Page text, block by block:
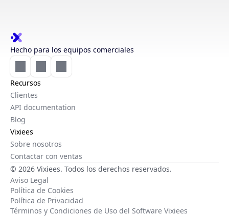
Hecho para los equipos comerciales
Recursos
Clientes
API documentation
Blog
Vixiees
Sobre nosotros
Contactar con ventas
© 2026 Vixiees. Todos los derechos reservados.
Aviso Legal
Política de Cookies
Política de Privacidad
Términos y Condiciones de Uso del Software Vixiees